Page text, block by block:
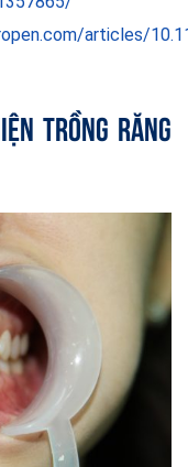
articles/
trồng răng